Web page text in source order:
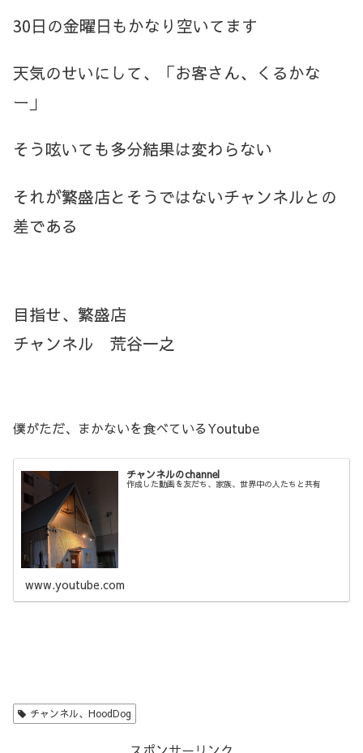
30日の金曜日もかなり空いてます
天気のせいにして、「お客さん、くるかな
ー」
そう呟いても多分結果は変わらない
それが繁盛店とそうではないチャンネルとの
差である
目指せ、繁盛店
チャンネル 荒谷一之
僕がただ、まかないを食べているYoutube
チャンネルのchannel
作成した動画を友だち、家族、世界中の人たちと共有
www.youtube.com
チャンネル、HoodDog